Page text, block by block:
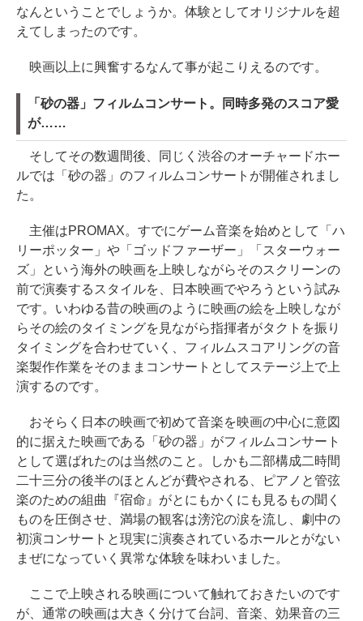
なんということでしょうか。体験としてオリジナルを超
えてしまったのです。
映画以上に興奮するなんて事が起こりえるのです。
「砂の器」フィルムコンサート。同時多発のスコア愛
が……
そしてその数週間後、同じく渋谷のオーチャードホー
ルでは「砂の器」のフィルムコンサートが開催されまし
た。
主催はPROMAX。すでにゲーム音楽を始めとして「ハ
リーポッター」や「ゴッドファーザー」「スターウォー
ズ」という海外の映画を上映しながらそのスクリーンの
前で演奏するスタイルを、日本映画でやろうという試み
です。いわゆる昔の映画のように映画の絵を上映しなが
らその絵のタイミングを見ながら指揮者がタクトを振り
タイミングを合わせていく、フィルムスコアリングの音
楽製作作業をそのままコンサートとしてステージ上で上
演するのです。
おそらく日本の映画で初めて音楽を映画の中心に意図
的に据えた映画である「砂の器」がフィルムコンサート
として選ばれたのは当然のこと。しかも二部構成二時間
二十三分の後半のほとんどが費やされる、ピアノと管弦
楽のための組曲『宿命』がとにもかくにも見るもの聞く
ものを圧倒させ、満場の観客は滂沱の涙を流し、劇中の
初演コンサートと現実に演奏されているホールとがない
まぜになっていく異常な体験を味わいました。
ここで上映される映画について触れておきたいのです
が、通常の映画は大きく分けて台詞、音楽、効果音の三